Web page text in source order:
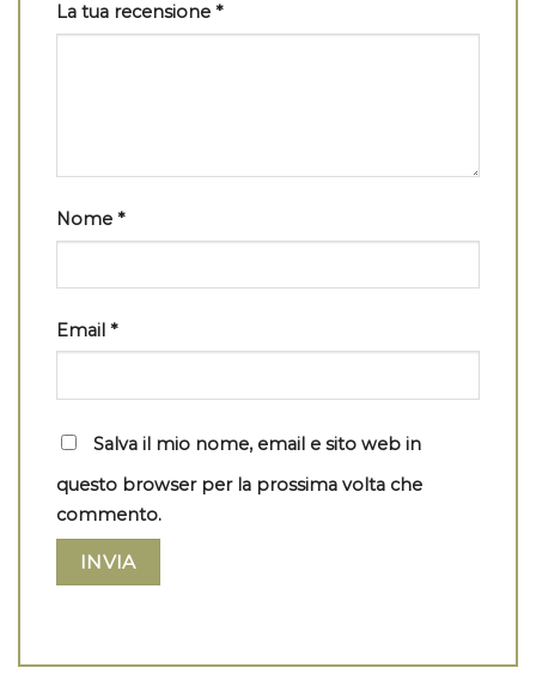
La tua recensione *
Nome *
Email *
Salva il mio nome, email e sito web in
questo browser per la prossima volta che
commento.